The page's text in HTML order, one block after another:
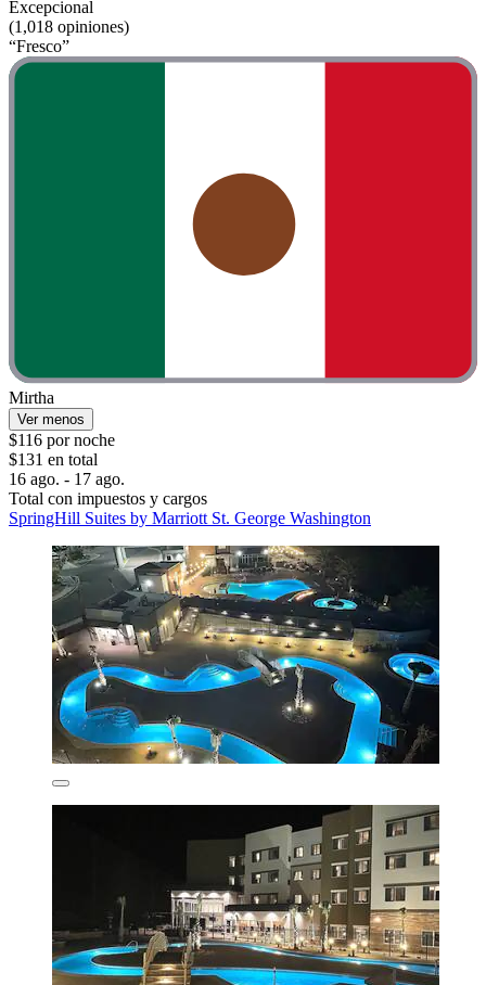
Excepcional
(1,018 opiniones)
“Fresco”
Mirtha
Ver menos
$116 por noche
$131 en total
16 ago. - 17 ago.
Total con impuestos y cargos
SpringHill Suites by Marriott St. George Washington